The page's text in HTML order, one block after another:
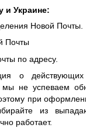
и Украине:
Новой Почты.
Почты
по адресу.
о
мы не успеваем
при
из
работает.